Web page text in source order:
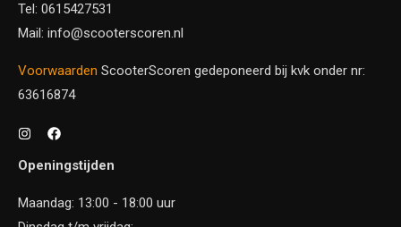
Tel: 0615427531
Mail: info@scooterscoren.nl
Voorwaarden ScooterScoren gedeponeerd bij kvk onder nr:
63616874
Openingstijden
Maandag: 13:00 - 18:00 uur